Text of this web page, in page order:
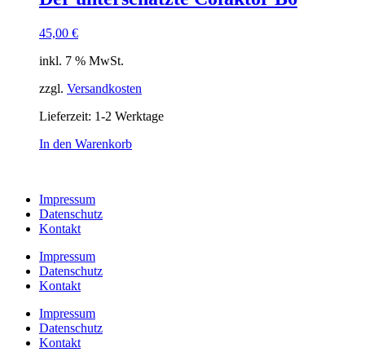
45,00 €
inkl. 7 % MwSt.
zzgl. Versandkosten
Lieferzeit: 1-2 Werktage
In den Warenkorb
Impressum
Datenschutz
Kontakt
Impressum
Datenschutz
Kontakt
Impressum
Datenschutz
Kontakt